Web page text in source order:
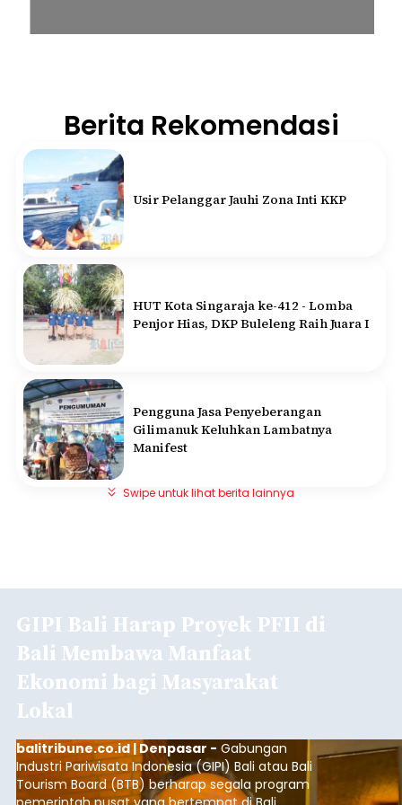
Berita Rekomendasi
Usir Pelanggar Jauhi Zona Inti KKP
HUT Kota Singaraja ke-412 - Lomba
Penjor Hias, DKP Buleleng Raih Juara I
Pengguna Jasa Penyeberangan
Gilimanuk Keluhkan Lambatnya
Manifest
Swipe untuk lihat berita lainnya
GIPI Bali Harap Proyek PFII di
Bali Membawa Manfaat
Ekonomi bagi Masyarakat
Lokal
balitribune.co.id | Denpasar - Gabungan
Industri Pariwisata Indonesia (GIPI) Bali atau Bali
Tourism Board (BTB) berharap segala program